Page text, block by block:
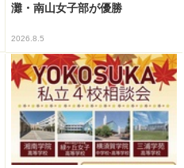
灘・南山女子部が優勝
2026.8.5